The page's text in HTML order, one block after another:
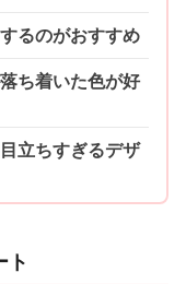
るのがおすすめ
ち着いた色が好
立ちすぎるデザ
ト